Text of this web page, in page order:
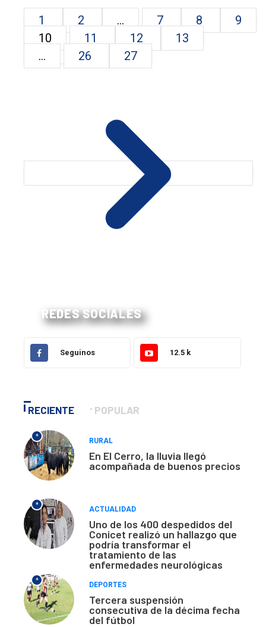
1 2 ... 7 8
9
10
11 12
13
...
26 27
REDES SOCIALES
Seguinos 12.5 k
RECIENTE POPULAR
*
RURAL
En El Cerro, la lluvia llegó
acompañada de buenos precios
*
ACTUALIDAD
Uno de los 400 despedidos del
Conicet realizó un hallazgo que
podría transformar el
tratamiento de las
enfermedades neurológicas
*
DEPORTES
Tercera suspensión
consecutiva de la décima fecha
del fútbol